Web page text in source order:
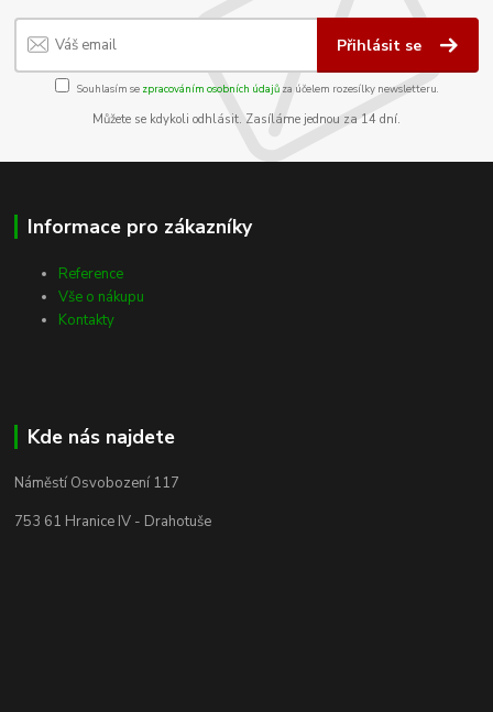
Přihlásit se
Souhlasím se zpracováním osobních údajůza účelem rozesílky newsletteru.
Můžete se kdykoli odhlásit. Zasíláme jednou za 14 dní.
Informace pro zákazníky
Reference
Vše o nákupu
Kontakty
Kde nás najdete
Náměstí Osvobození 117
753 61 Hranice IV - Drahotuše